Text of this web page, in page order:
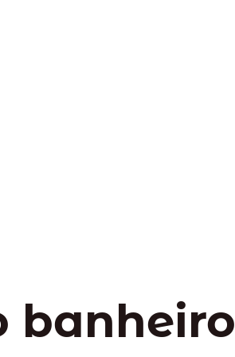
banheiro